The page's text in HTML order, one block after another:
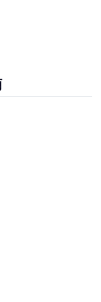
，在大批量、长距离
供覆盖全国沿海主要
沿海港口进行货物运
线覆盖南北主要港
成本低运量大等优势
（FCL/LCL）、香港
务。联系电话：130-
价！